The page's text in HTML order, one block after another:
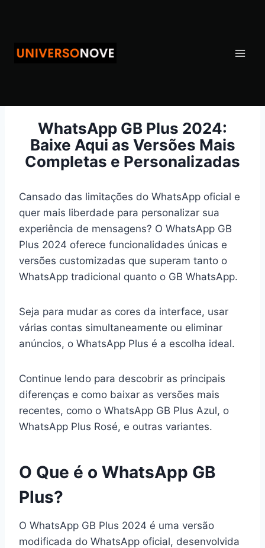
Conteúdo
WhatsApp GB Plus 2024:
Baixe Aqui as Versões Mais
Completas e Personalizadas
Cansado das limitações do WhatsApp oficial e
quer mais liberdade para personalizar sua
experiência de mensagens? O WhatsApp GB
Plus 2024 oferece funcionalidades únicas e
versões customizadas que superam tanto o
WhatsApp tradicional quanto o GB WhatsApp.
Seja para mudar as cores da interface, usar
várias contas simultaneamente ou eliminar
anúncios, o WhatsApp Plus é a escolha ideal.
Continue lendo para descobrir as principais
diferenças e como baixar as versões mais
recentes, como o WhatsApp GB Plus Azul, o
WhatsApp Plus Rosé, e outras variantes.
O Que é o WhatsApp GB
Plus?
O WhatsApp GB Plus 2024 é uma versão
modificada do WhatsApp oficial, desenvolvida